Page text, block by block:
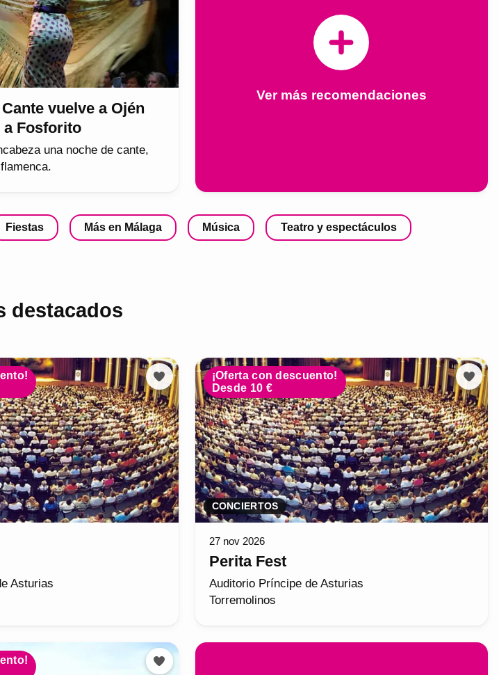
vuelve a Ojén
a Fosforito
una noche de cante,
Ver más recomendaciones
Fiestas Más en Málaga Música Teatro y espectáculos
destacados
Asturias
¡Oferta con descuento!
Desde 10 €
CONCIERTOS
27 nov 2026
Perita Fest
Auditorio Príncipe de Asturias
Torremolinos